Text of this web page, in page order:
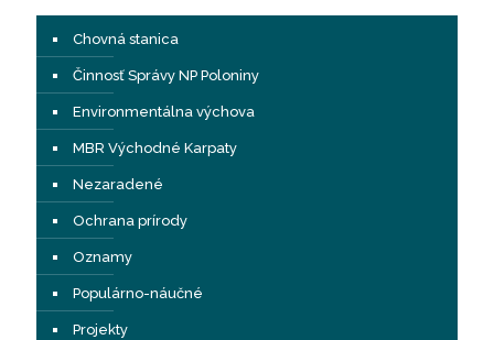
Chovná stanica
Činnosť Správy NP Poloniny
Environmentálna výchova
MBR Východné Karpaty
Nezaradené
Ochrana prírody
Oznamy
Populárno-náučné
Projekty